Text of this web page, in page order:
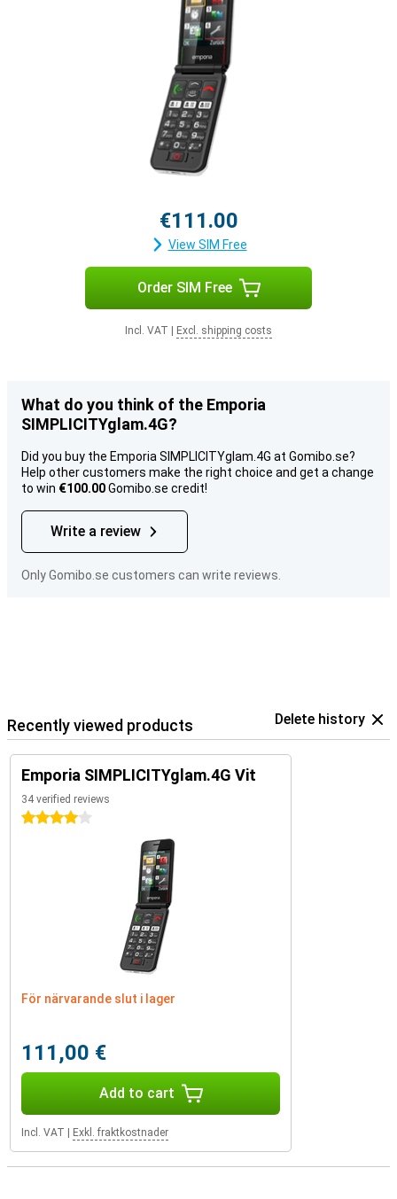
€111.00
View SIM Free
Order SIM Free
Incl. VAT Excl. shipping costs
What do you think of the Emporia
SIMPLICITYglam.4G?
Did you buy the Emporia SIMPLICITYglam.4G at Gomibo.se?
Help other customers make the right choice and get a change
to win €100.00Gomibo.se credit!
Write a review
Only Gomibo.se customers can write reviews.
Recently viewed products Delete history
Emporia SIMPLICITYglam.4G Vit
34 verified reviews
4 stars
För närvarande slut i lager
111,00 €
Add to cart
Incl. VAT Exkl. fraktkostnader